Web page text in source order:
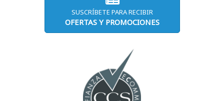
SUSCRÍBETE PARA RECIBIR
OFERTAS Y PROMOCIONES